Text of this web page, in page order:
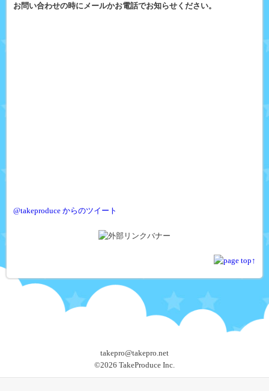
お問い合わせの時にメールかお電話でお知らせください。
@takeproduce からのツイート
takepro@takepro.net
©2026 TakeProduce Inc.